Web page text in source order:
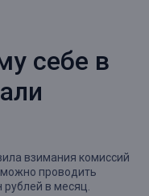
себе в
взимания комиссий
проводить
в месяц.